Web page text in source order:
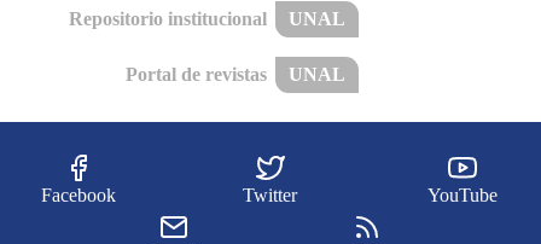
Repositorio institucional UNAL
Portal de revistas UNAL
Facebook Twitter YouTube